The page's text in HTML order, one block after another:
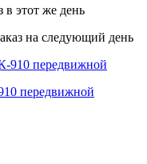
в этот же день
на следующий день
передвижной